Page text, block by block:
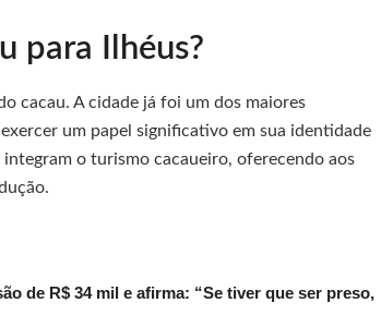
para Ilhéus?
cacau. A cidade já foi um dos maiores
um papel significativo em sua identidade
o turismo cacaueiro, oferecendo aos
de R$ 34 mil e afirma: “Se tiver que ser preso,